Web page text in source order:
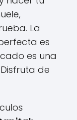
La
es
es una
de